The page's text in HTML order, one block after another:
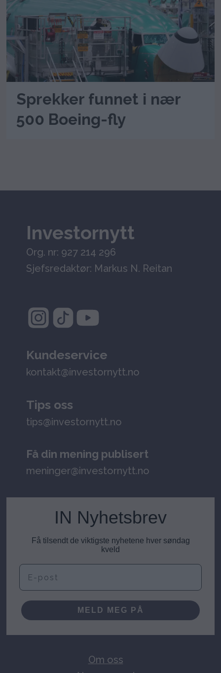
Sprekker funnet i nær
500 Boeing-fly
Investornytt
Org. nr: 927 214 296
Sjefsredaktør: Markus N. Reitan
Kundeservice
kontakt@investornytt.no
Tips oss
tips@investornytt.no
Få din mening publisert
meninger@investornytt.no
IN Nyhetsbrev
Få tilsendt de viktigste nyhetene hver søndag
kveld
E-post
MELD MEG PÅ
Om oss